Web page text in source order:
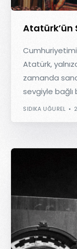
Atatürk’ün
Atatürk,
zamanda
sevgiyle bağlı
SIDIKA UĞUREL